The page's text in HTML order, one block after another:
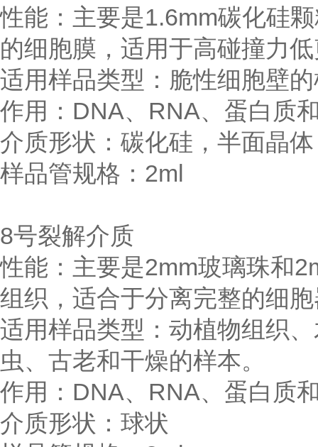
性能：主要是1.6mm碳化硅
的细胞膜，适用于高碰撞力
适用样品类型：脆性细胞壁
作用：DNA、RNA、蛋白质
介质形状：碳化硅，半面晶
样品管规格：2ml
8号裂解介质
性能：主要是2mm玻璃珠和
组织，适合于分离完整的细
适用样品类型：动植物组织
虫、古老和干燥的样本。
作用：DNA、RNA、蛋白质
介质形状：球状